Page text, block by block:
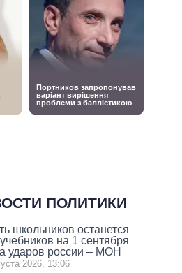
ПОЛИТИКИ
школьников останется
на 1 сентября
ударов россии – МОН
2026, 13:06